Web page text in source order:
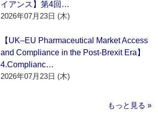
イアンス】第4回…
2026年07月23日 (木)
【UK–EU Pharmaceutical Market Access
and Compliance in the Post-Brexit Era】
4.Complianc…
2026年07月23日 (木)
もっと見る »